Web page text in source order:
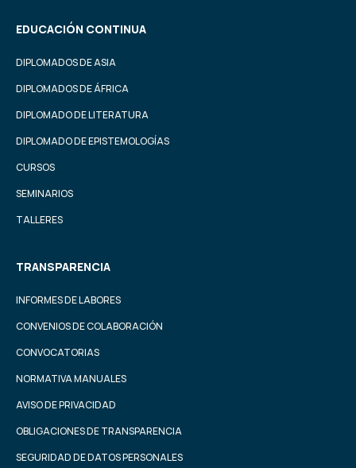
EDUCACIÓN CONTINUA
DIPLOMADOS DE ASIA
DIPLOMADOS DE ÁFRICA
DIPLOMADO DE LITERATURA
DIPLOMADO DE EPISTEMOLOGÍAS
CURSOS
SEMINARIOS
TALLERES
TRANSPARENCIA
INFORMES DE LABORES
CONVENIOS DE COLABORACIÓN
CONVOCATORIAS
NORMATIVA MANUALES
AVISO DE PRIVACIDAD
OBLIGACIONES DE TRANSPARENCIA
SEGURIDAD DE DATOS PERSONALES